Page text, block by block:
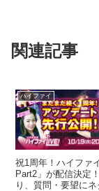
関連記事
ハイファイ
祝1周年！ハイファ
Part2」が配信決定
り、質問・要望に